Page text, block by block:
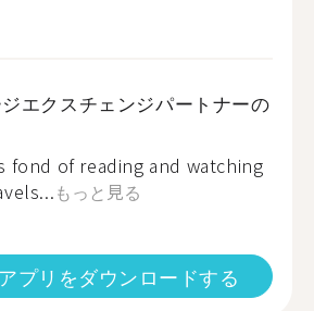
エクスチェンジパートナーの
fond of reading and watching
もっと見る
アプリをダウンロードする